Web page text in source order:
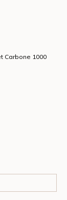
Carbone 1000
Gourmet